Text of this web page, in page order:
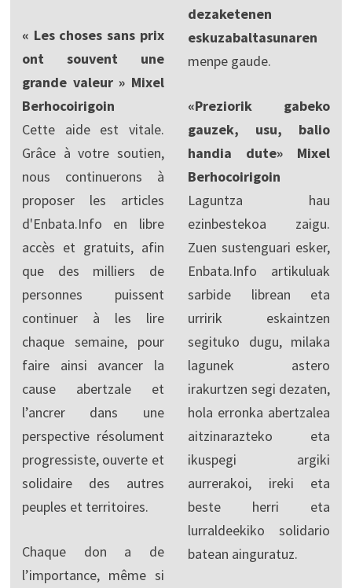
« Les choses sans prix
ont souvent une
grande valeur » Mixel
Berhocoirigoin
Cette aide est vitale.
Grâce à votre soutien,
nous continuerons à
proposer les articles
d'Enbata.Info en libre
accès et gratuits, afin
que des milliers de
personnes puissent
continuer à les lire
chaque semaine, pour
faire ainsi avancer la
cause abertzale et
l’ancrer dans une
perspective résolument
progressiste, ouverte et
solidaire des autres
peuples et territoires.
Chaque don a de
l’importance, même si
dezaketenen
eskuzabaltasunaren
menpe gaude.
«Preziorik gabeko
gauzek, usu, balio
handia dute» Mixel
Berhocoirigoin
Laguntza hau
ezinbestekoa zaigu.
Zuen sustenguari esker,
Enbata.Info artikuluak
sarbide librean eta
urririk eskaintzen
segituko dugu, milaka
lagunek astero
irakurtzen segi dezaten,
hola erronka abertzalea
aitzinarazteko eta
ikuspegi argiki
aurrerakoi, ireki eta
beste herri eta
lurraldeekiko solidario
batean ainguratuz.